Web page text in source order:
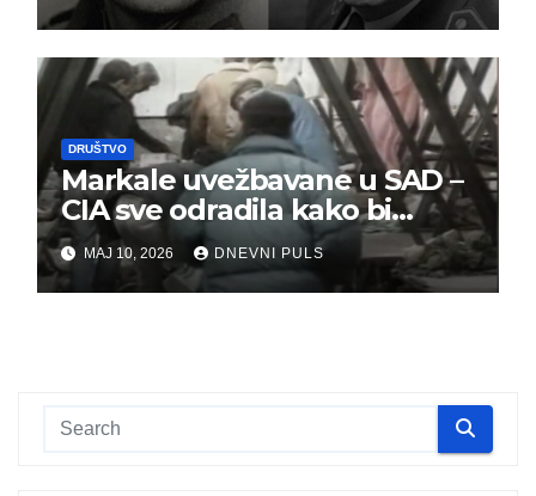
DRUŠTVO
Markale uvežbavane u SAD –
CIA sve odradila kako bi
optužili Srbe
MAJ 10, 2026 DNEVNI PULS